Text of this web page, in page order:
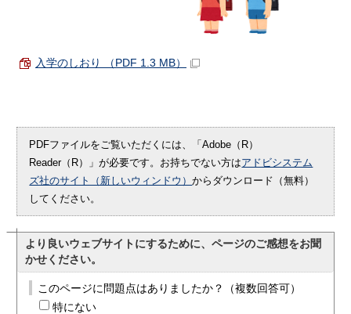
入学のしおり （PDF 1.3 MB）
PDFファイルをご覧いただくには、「Adobe（R）
Reader（R）」が必要です。お持ちでない方はアドビシステム
ズ社のサイト（新しいウィンドウ）からダウンロード（無料）
してください。
より良いウェブサイトにするために、ページのご感想をお聞
かせください。
このページに問題点はありましたか？（複数回答可）
特にない